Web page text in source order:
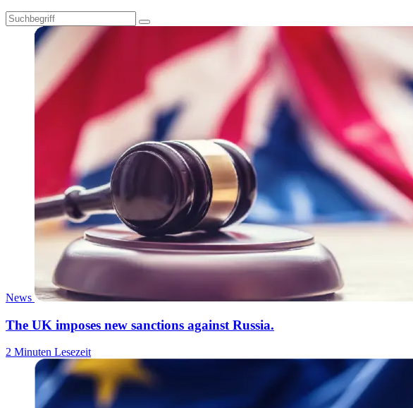
News
The UK imposes new sanctions against Russia.
2 Minuten Lesezeit